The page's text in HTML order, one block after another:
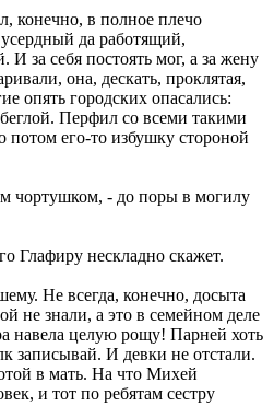
конечно, в полное плечо
да работящий,
И за себя постоять мог, а за жену
она, дескать, проклятая,
опять городских опасались:
Перфил со всеми такими
потом его-то избушку стороной
чортушком, - до поры в могилу
Глафиру нескладно скажет.
Не всегда, конечно, досыта
не знали, а это в семейном деле
навела целую рощу! Парней хоть
записывай. И девки не отстали.
в мать. На что Михей
и тот по ребятам сестру